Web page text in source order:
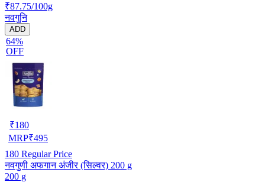
₹87.75/100g
नवगुनि
ADD
64%
OFF
₹180
MRP₹495
180 Regular Price
नवगुणी अफगान अंजीर (सिल्वर) 200 g
200 g